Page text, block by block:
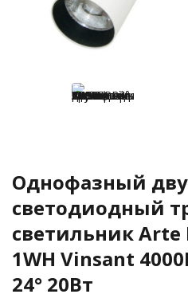
Однофазный
светодиодный
светильник Arte
1WH Vinsant
24° 20Вт